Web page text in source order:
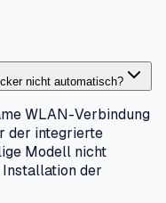
nicht automatisch?
WLAN-Verbindung
der integrierte
Modell nicht
der